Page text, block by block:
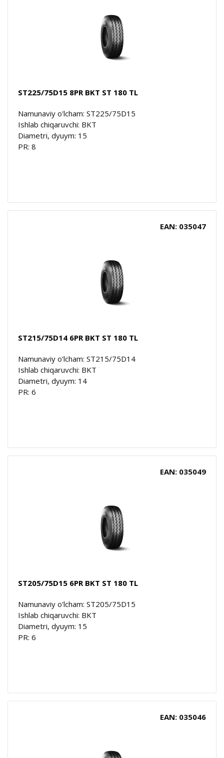
ST225/75D15 8PR BKT ST 180 TL
Namunaviy o'lcham: ST225/75D15
Ishlab chiqaruvchi: BKT
Diametri, dyuym: 15
PR: 8
EAN: 035047
ST215/75D14 6PR BKT ST 180 TL
Namunaviy o'lcham: ST215/75D14
Ishlab chiqaruvchi: BKT
Diametri, dyuym: 14
PR: 6
EAN: 035049
ST205/75D15 6PR BKT ST 180 TL
Namunaviy o'lcham: ST205/75D15
Ishlab chiqaruvchi: BKT
Diametri, dyuym: 15
PR: 6
EAN: 035046